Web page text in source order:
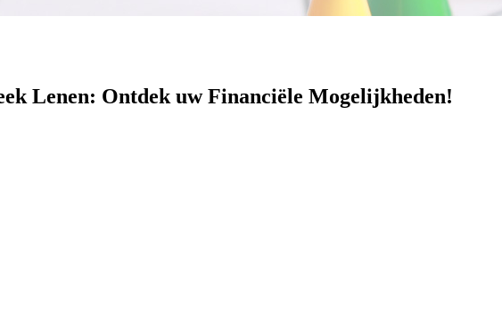
Lenen: Ontdek uw Financiële Mogelijkheden!